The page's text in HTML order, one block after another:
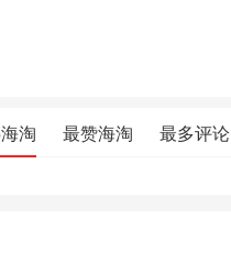
淘 最赞海淘 最多评论